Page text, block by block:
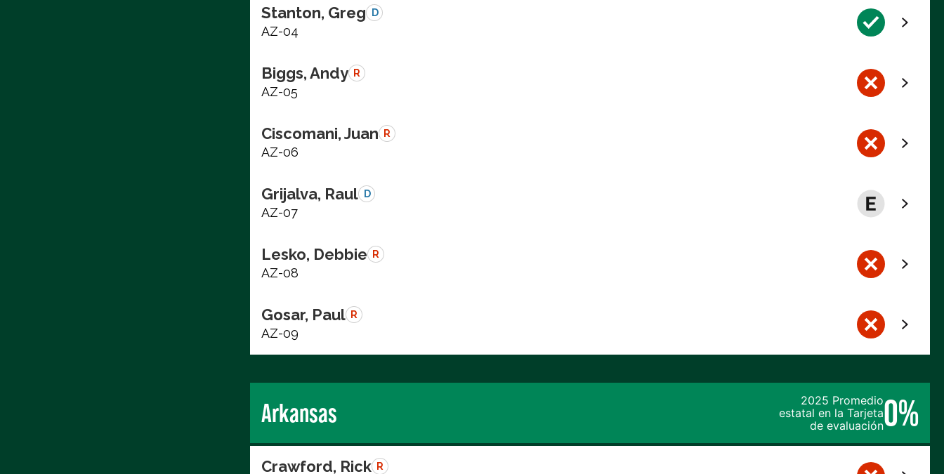
Stanton, Greg D
AZ-04
Biggs, Andy R
AZ-05
Ciscomani, Juan R
AZ-06
Grijalva, Raul D
AZ-07
Lesko, Debbie R
AZ-08
Gosar, Paul R
AZ-09
Arkansas
2025 Promedio
estatal en la Tarjeta
de evaluación0%
Crawford, Rick R